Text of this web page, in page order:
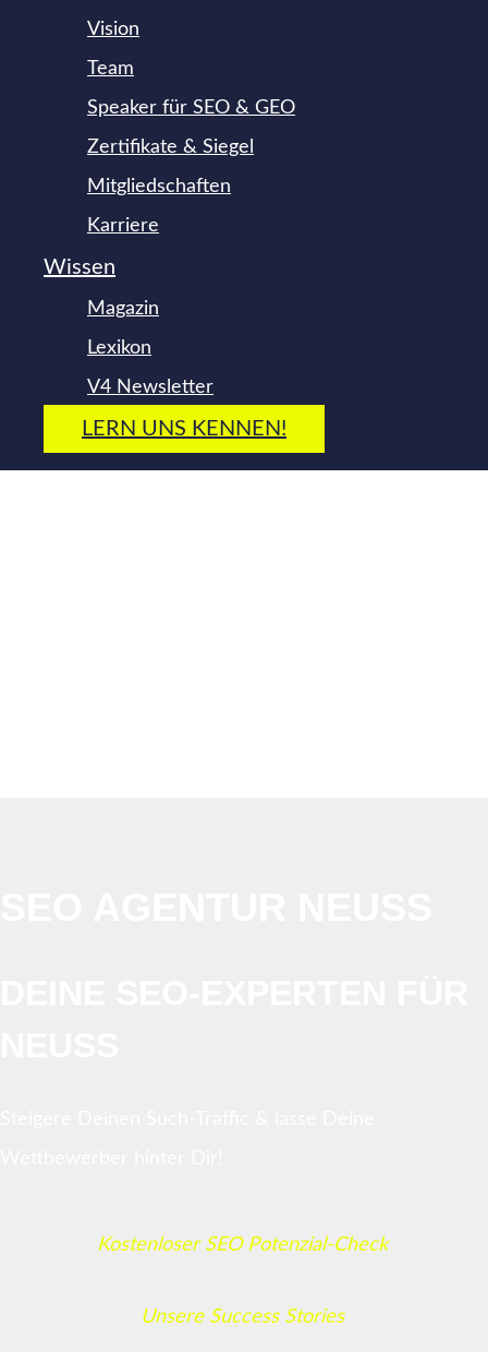
Vision
Team
Speaker für SEO & GEO
Zertifikate & Siegel
Mitgliedschaften
Karriere
Wissen
Magazin
Lexikon
V4 Newsletter
LERN UNS KENNEN!
Kostenloser SEO Potenzial-Check
Unsere Success Stories